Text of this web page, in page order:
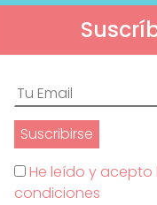
He leído y acepto
condiciones